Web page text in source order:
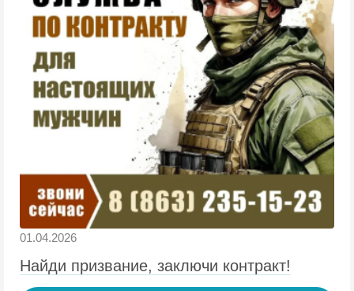
01.04.2026
Найди призвание, заключи контракт!